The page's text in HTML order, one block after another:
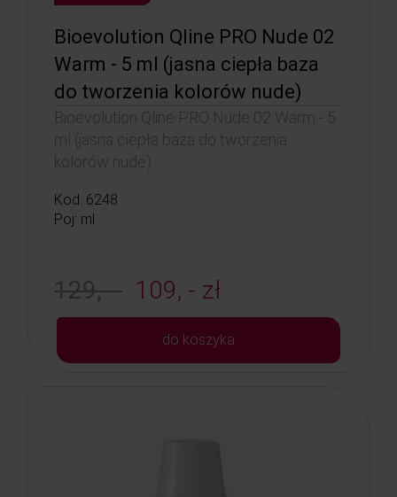
Bioevolution Qline PRO Nude 02
Warm - 5 ml (jasna ciepła baza
do tworzenia kolorów nude)
Bioevolution Qline PRO Nude 02 Warm - 5
ml (jasna ciepła baza do tworzenia
kolorów nude)
Kod: 6248
Poj: ml
129, - 109, - zł
do koszyka